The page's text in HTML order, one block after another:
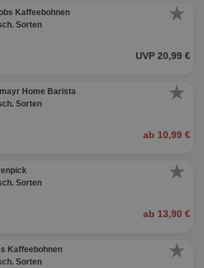
★
Kaffeebohnen
Sorten
UVP 20,99 €
★
Home Barista
Sorten
ab 10,99 €
★
Sorten
ab 13,90 €
★
Kaffeebohnen
Sorten